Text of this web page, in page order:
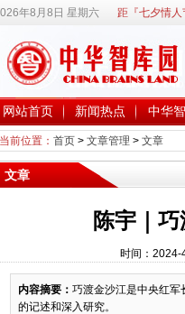
年8月8日 星期六 距『七夕情
网站首页 新闻热点 中华
当前位置： 首页> 文章管理 > 文章
文章
陈宇｜
时间：
内容摘要： 巧渡金沙江是中央红军
的记述和深入研究。